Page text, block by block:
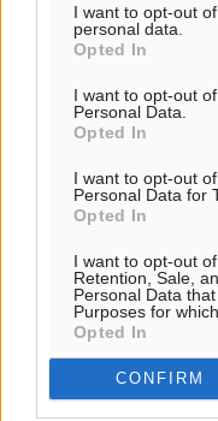
I want to opt-out
personal data.
Opted In
I want to opt-out
Personal Data.
Opted In
I want to opt-out
Personal Data for
Opted In
I want to opt-out
Retention, Sale,
Personal Data
Purposes for
Opted In
CONFIRM